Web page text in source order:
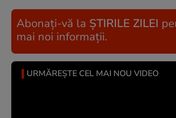
Abonați-vă la ȘTIRILE ZILEI
mai noi informații.
URMĂREȘTE CEL MAI NOU VIDEO